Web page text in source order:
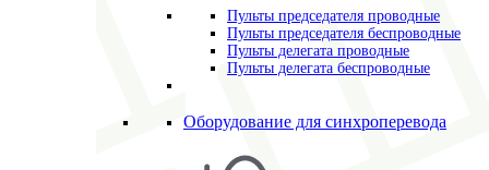
Пульты председателя проводные
Пульты председателя беспроводные
Пульты делегата проводные
Пульты делегата беспроводные
Оборудование для синхроперевода